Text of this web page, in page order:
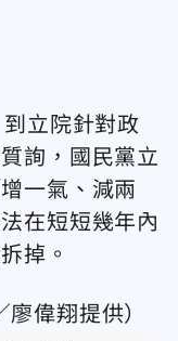
立院針對政
詢，國民黨立
一氣、減兩
在短短幾年內
掉。